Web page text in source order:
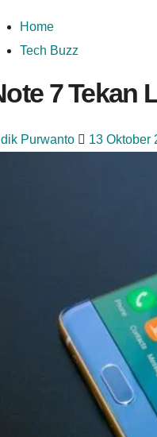
Home
Tech Buzz
7 Tekan
Purwanto 13 Oktober